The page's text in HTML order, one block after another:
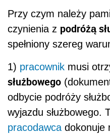
Przy czym należy
czynienia z podróżą
spełniony szereg
1) pracownik musi
służbowego
odbycie podróży
wyjazdu służbowego.
pracodawca dokonuje